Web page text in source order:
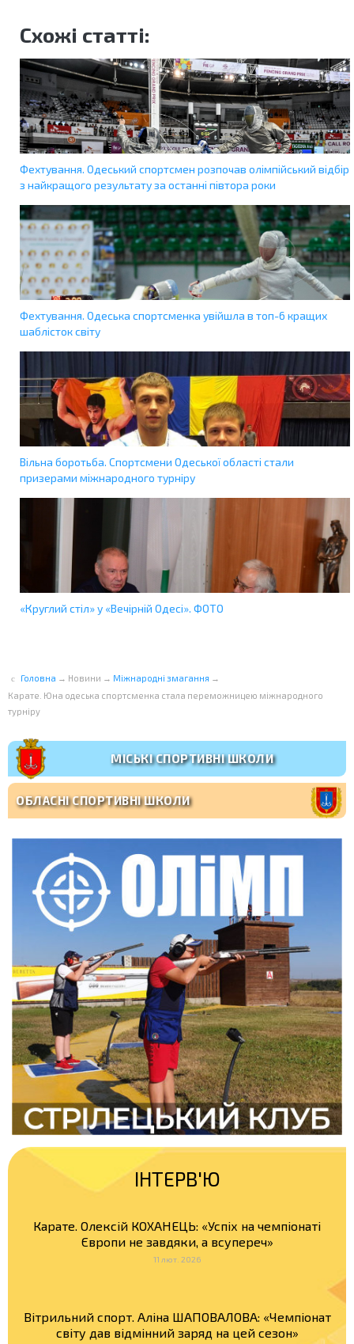
Схожі статті:
Фехтування. Одеський спортсмен розпочав олімпійський відбір
з найкращого результату за останні півтора роки
Фехтування. Одеська спортсменка увійшла в топ-6 кращих
шаблісток світу
Вільна боротьба. Спортсмени Одеської області стали
призерами міжнародного турніру
«Круглий стіл» у «Вечірній Одесі». ФОТО
Головна → Новини → Міжнародні змагання →
Карате. Юна одеська спортсменка стала переможницею міжнародного
турніру
МІСЬКІ СПОРТИВНІ ШКОЛИ
ОБЛАСНІ СПОРТИВНІ ШКОЛИ
ІНТЕРВ'Ю
Карате. Олексій КОХАНЕЦЬ: «Успіх на чемпіонаті
Європи не завдяки, а всупереч»
11 лют. 2026
Вітрильний спорт. Аліна ШАПОВАЛОВА: «Чемпіонат
світу дав відмінний заряд на цей сезон»